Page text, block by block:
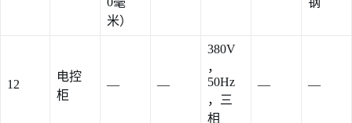
米）
12
电控
柜
— —
380V
，
50Hz
，三
相
— —